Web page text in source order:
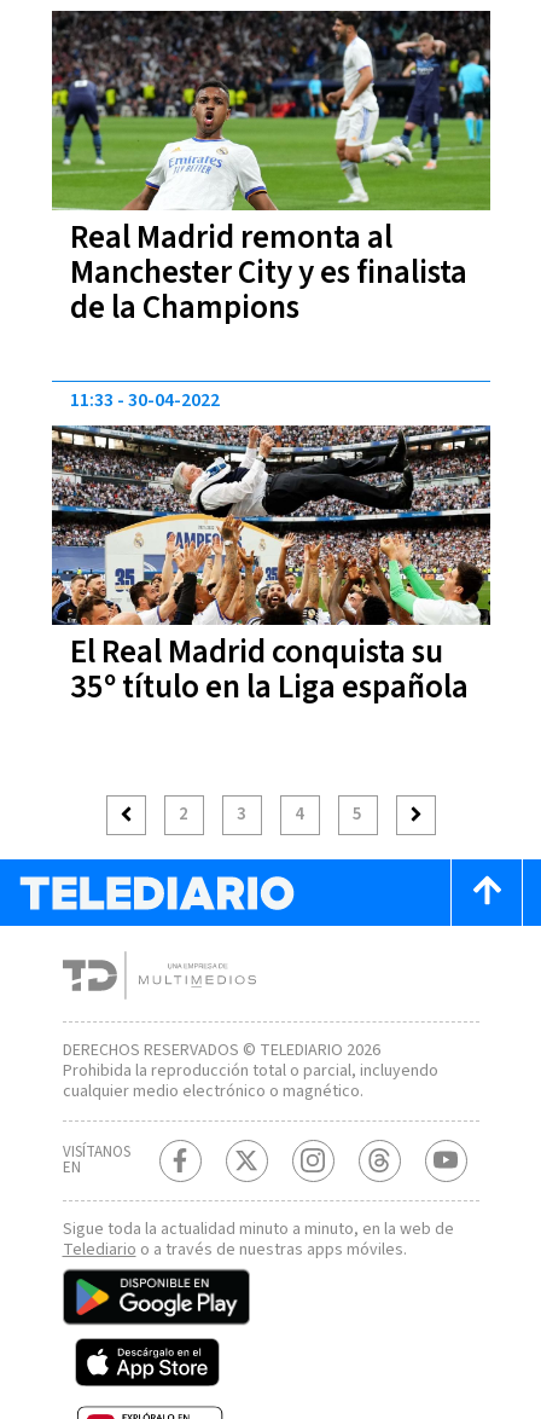
Real Madrid remonta al
Manchester City y es finalista
de la Champions
El Real Madrid conquista su
35º título en la Liga española
11:33 30-04-2022
2 3 4 5
DERECHOS RESERVADOS © TELEDIARIO 2026
Prohibida la reproducción total o parcial, incluyendo
cualquier medio electrónico o magnético.
VISÍTANOS
EN
Sigue toda la actualidad minuto a minuto, en la web de
Telediario o a través de nuestras apps móviles.